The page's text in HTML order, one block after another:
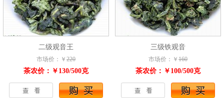
二级观音王
市场价：￥ 220
茶农价：￥130/500克
三级铁观音
市场价：￥ 160
茶农价：￥100/500克